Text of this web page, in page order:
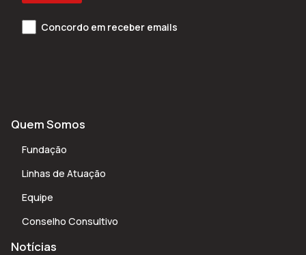
Concordo em receber emails
Quem Somos
Fundação
Linhas de Atuação
Equipe
Conselho Consultivo
Notícias